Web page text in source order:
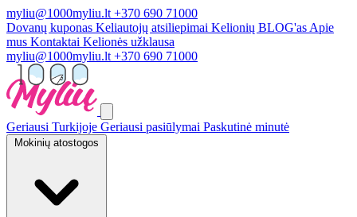
myliu@1000myliu.lt +370 690 71000
Dovanų kuponas Keliautojų atsiliepimai Kelionių BLOG'as Apie
mus Kontaktai Kelionės užklausa
myliu@1000myliu.lt +370 690 71000
Geriausi Turkijoje Geriausi pasiūlymai Paskutinė minutė
Mokinių atostogos